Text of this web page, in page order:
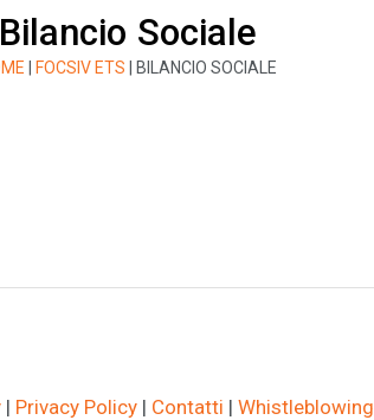
Bilancio Sociale
FOCSIV ETS BILANCIO SOCIALE
| Privacy Policy | Contatti | Whistleblowing